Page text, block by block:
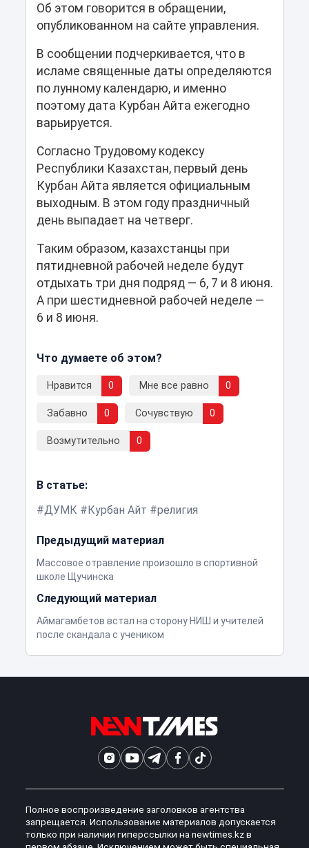
Об этом говорится в обращении,
опубликованном на сайте управления.
В сообщении подчеркивается, что в
исламе священные даты определяются
по лунному календарю, и именно
поэтому дата Курбан Айта ежегодно
варьируется.
Согласно Трудовому кодексу
Республики Казахстан, первый день
Курбан Айта является официальным
выходным. В этом году праздничный
день выпадает на четверг.
Таким образом, казахстанцы при
пятидневной рабочей неделе будут
отдыхать три дня подряд — 6, 7 и 8 июня.
А при шестидневной рабочей неделе —
6 и 8 июня.
Что думаете об этом?
Нравится 0 Мне все равно 0
Забавно 0 Сочувствую 0
Возмутительно 0
В статье:
ДУМК
Курбан Айт религия
Предыдущий материал
Массовое отравление произошло в спортивной
школе Щучинска
Следующий материал
Аймагамбетов встал на сторону НИШ и учителей
после скандала с учеником
Полное воспроизведение заголовков агентства
запрещается. Использование материалов допускается
только при наличии гиперссылки на newtimes.kz в